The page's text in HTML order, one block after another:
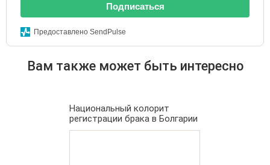
Подписаться
Предоставлено SendPulse
Вам также может быть интересно
Национальный колорит
регистрации брака в Болгарии